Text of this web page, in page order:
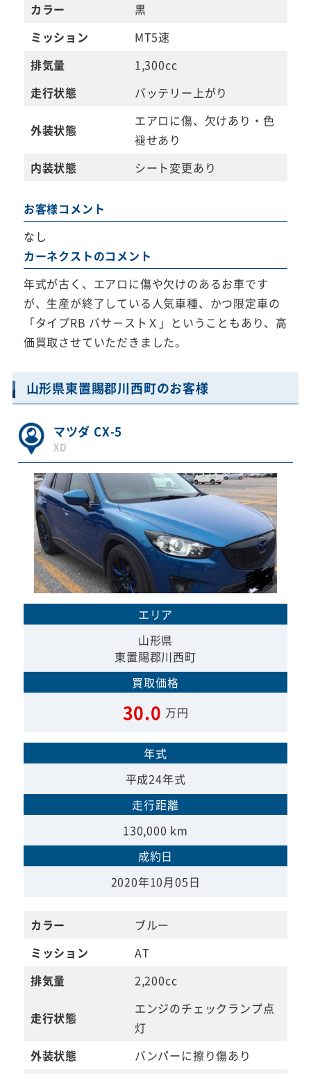
カラー
黒
ミッション
MT5速
排気量
1,300cc
走行状態
バッテリー上がり
外装状態
エアロに傷、欠けあり・色
褪せあり
内装状態
シート変更あり
お客様コメント
なし
カーネクストのコメント
年式が古く、エアロに傷や欠けのあるお車です
が、生産が終了している人気車種、かつ限定車の
「タイプRB バサ－ストＸ」ということもあり、高
価買取させていただきました。
山形県東置賜郡川西町のお客様
マツダ CX-5
XD
エリア
山形県
東置賜郡川西町
買取価格
30.0 万円
年式
平成24年式
走行距離
130,000 km
成約日
2020年10月05日
カラー
ブルー
ミッション
AT
排気量
2,200cc
走行状態
エンジのチェックランプ点
灯
外装状態
バンパーに擦り傷あり